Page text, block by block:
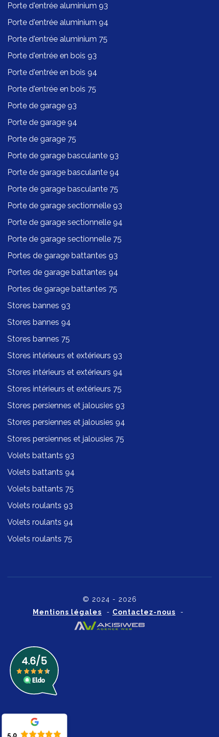
Porte d'entrée aluminium 93
Porte d'entrée aluminium 94
Porte d'entrée aluminium 75
Porte d'entrée en bois 93
Porte d'entrée en bois 94
Porte d'entrée en bois 75
Porte de garage 93
Porte de garage 94
Porte de garage 75
Porte de garage basculante 93
Porte de garage basculante 94
Porte de garage basculante 75
Porte de garage sectionnelle 93
Porte de garage sectionnelle 94
Porte de garage sectionnelle 75
Portes de garage battantes 93
Portes de garage battantes 94
Portes de garage battantes 75
Stores bannes 93
Stores bannes 94
Stores bannes 75
Stores intérieurs et extérieurs 93
Stores intérieurs et extérieurs 94
Stores intérieurs et extérieurs 75
Stores persiennes et jalousies 93
Stores persiennes et jalousies 94
Stores persiennes et jalousies 75
Volets battants 93
Volets battants 94
Volets battants 75
Volets roulants 93
Volets roulants 94
Volets roulants 75
© 2024 - 2026
Mentions légales - Contactez-nous -
5.0